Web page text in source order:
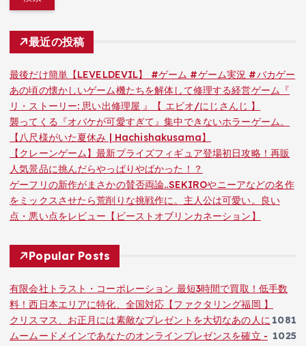
最近の投稿
最後だけ簡単【LEVELDEVIL】 #ゲーム #ゲーム実況 #バカゲー
あの頃の懐かしいゲーム機たちを解体して修理する経営ゲーム『
リ・ストーリー: 思い出修理屋 』【 エビオ/にじさんじ 】
襲ってくる『オバケが可愛すぎて』集中できないホラーゲーム。
【八尺様がいた夏休み | Hachishakusama】
【クレーンゲーム】最新プライズフィギュア登場初日攻略！再販
人気景品に挑んだらやっぱりやばかった！？
ゲーフリの新作がまさかの賛否両論..SEKIROやニーアなどの名作
をミックスさせたら荒削りな挑戦作に。主人公は可愛い。良い
点・悪い点をレビュー【ビーストオブリンカネーション】
Popular Posts
有限会社トラスト・コーポレーション 最短3時間で買取！低手数
料！西日本エリアに特化、全国対応【ファクタリング福岡 】
1081
クリスマス、お正月には素敵なプレゼントを大切なあの人に
1025
ムームードメインであなたのオンラインプレゼンスを確立 -